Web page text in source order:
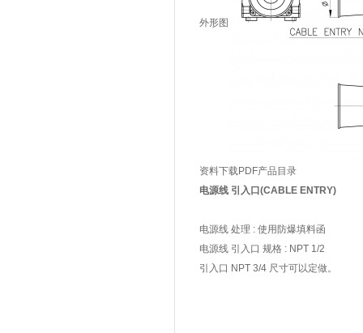
外形图
资料下载PDF产品目录
电源线 引入口(CABLE ENTRY)
电源线 处理 : 使用防爆填料函
电源线 引入口 规格 : NPT 1/2
引入口 NPT 3/4 尺寸可以定做。